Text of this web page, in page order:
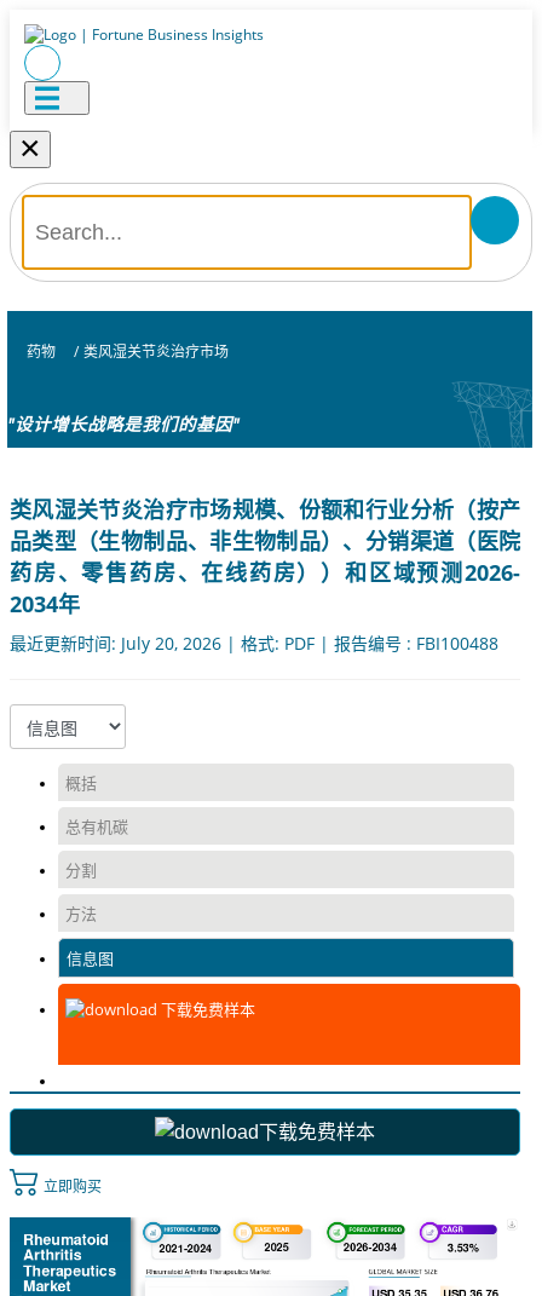
×
药物 / 类风湿关节炎治疗市场
"设计增长战略是我们的基因"
类风湿关节炎治疗市场规模、份额和行业分析（按产
品类型（生物制品、非生物制品）、分销渠道（医院
药房、零售药房、在线药房））和区域预测2026-
2034年
最近更新时间: July 20, 2026 | 格式: PDF | 报告编号 : FBI100488
概括
总有机碳
分割
方法
信息图
下载免费样本
下载免费样本
立即购买